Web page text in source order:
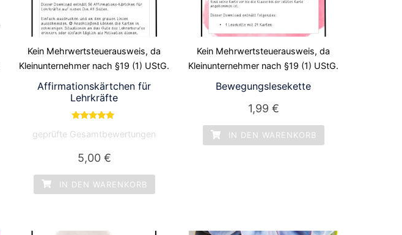
Kein Mehrwertsteuerausweis, da
Kleinunternehmer nach §19 (1) UStG.
Affirmationskärtchen für
Lehrkräfte
5.00
geprüfte Gesamtbewertungen
5,00 €
IN DEN WARENKORB
Kein Mehrwertsteuerausweis, da
Kleinunternehmer nach §19 (1) UStG.
Bewegungslesekette
1,99 €
IN DEN WARENKORB